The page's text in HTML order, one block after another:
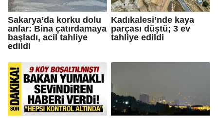
Sakarya’da korku dolu
anlar: Bina çatırdamaya
başladı, acil tahliye
edildi
Kadıkalesi’nde kaya
parçası düştü; 3 ev
tahliye edildi